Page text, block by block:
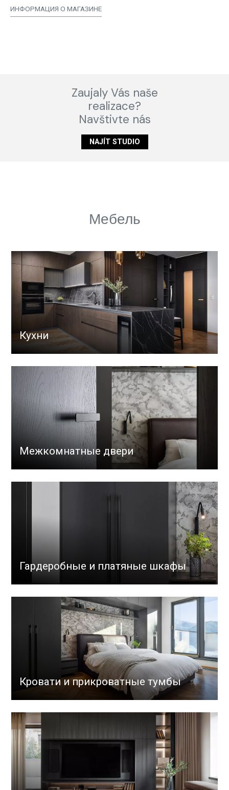
ИНФОРМАЦИЯ О МАГАЗИНЕ
Zaujaly Vás naše
realizace?
Navštivte nás
NAJÍT STUDIO
Мебель
Кухни
Межкомнатные двери
Гардеробные и платяные шкафы
Кровати и прикроватные тумбы